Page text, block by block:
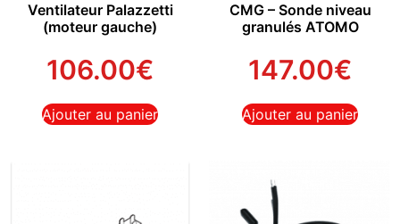
Ventilateur Palazzetti
(moteur gauche)
106.00€
Ajouter au panier
CMG – Sonde niveau
granulés ATOMO
147.00€
Ajouter au panier